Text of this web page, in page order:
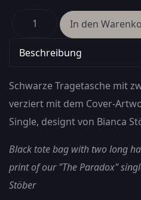
Beschreibung
Schwarze Tragetasche mit
verziert mit dem Cover-
Single, designt von Bianca
Black tote bag with two long
print of our "The Paradox"
Stöber